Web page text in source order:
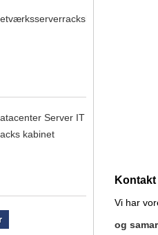
Server IT
kabinet
Vi har
og